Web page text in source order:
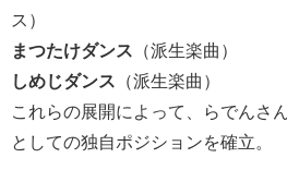
ス）
まつたけダンス
（派生楽曲）
しめじダンス
（派生楽曲）
これらの展開によって、らでんさ
としての独自ポジションを確立。